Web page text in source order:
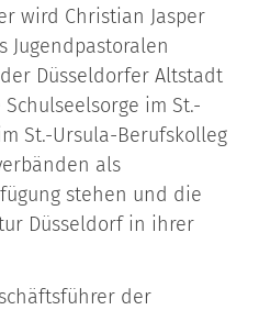
wird Christian Jasper
Jugendpastoralen
Düsseldorfer Altstadt
im St.-
St.-Ursula-Berufskolleg
als
stehen und die
Düsseldorf in ihrer
der